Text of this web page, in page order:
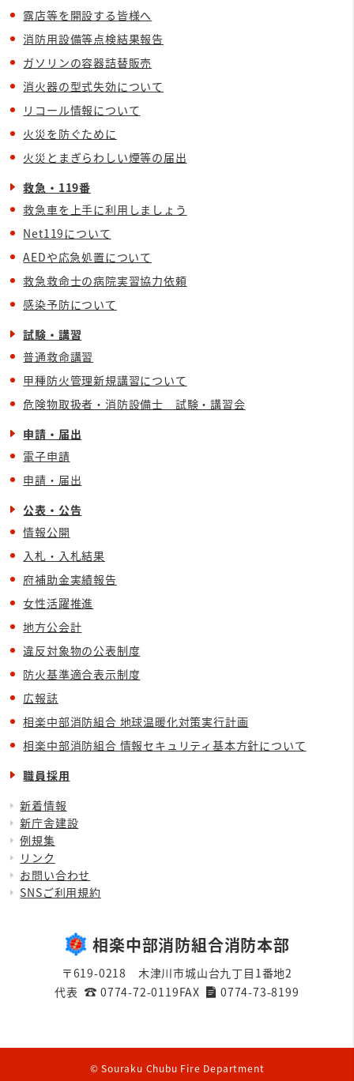
露店等を開設する皆様へ
消防用設備等点検結果報告
ガソリンの容器詰替販売
消火器の型式失効について
リコール情報について
火災を防ぐために
火災とまぎらわしい煙等の届出
救急・119番
救急車を上手に利用しましょう
Net119について
AEDや応急処置について
救急救命士の病院実習協力依頼
感染予防について
試験・講習
普通救命講習
甲種防火管理新規講習について
危険物取扱者・消防設備士 試験・講習会
申請・届出
電子申請
申請・届出
公表・公告
情報公開
入札・入札結果
府補助金実績報告
女性活躍推進
地方公会計
違反対象物の公表制度
防火基準適合表示制度
広報誌
相楽中部消防組合 地球温暖化対策実行計画
相楽中部消防組合 情報セキュリティ基本方針について
職員採用
新着情報
新庁舎建設
例規集
リンク
お問い合わせ
SNSご利用規約
相楽中部消防組合消防本部
〒619-0218 木津川市城山台九丁目1番地2
代表
0774-72-0119FAX 0774-73-8199
© Souraku Chubu Fire Department